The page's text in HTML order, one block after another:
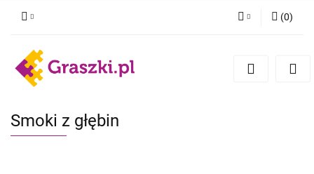
Zarejestruj się
(0)
Smoki z głębin